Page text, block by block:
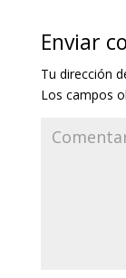
Enviar
Tu dirección
Los campos